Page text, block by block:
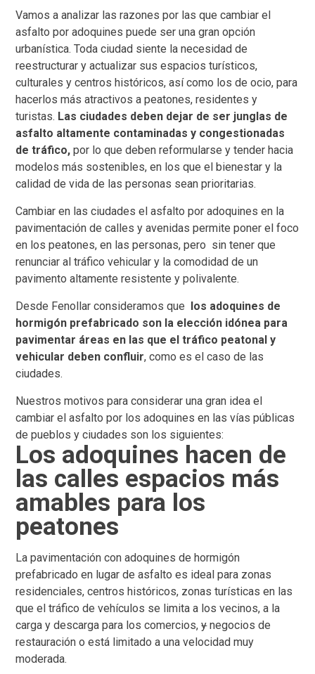
Vamos a analizar las razones por las que cambiar el
asfalto por adoquines puede ser una gran opción
urbanística. Toda ciudad siente la necesidad de
reestructurar y actualizar sus espacios turísticos,
culturales y centros históricos, así como los de ocio, para
hacerlos más atractivos a peatones, residentes y
turistas. Las ciudades deben dejar de ser junglas de
asfalto altamente contaminadas y congestionadas
de tráfico, por lo que deben reformularse y tender hacia
modelos más sostenibles, en los que el bienestar y la
calidad de vida de las personas sean prioritarias.
Cambiar en las ciudades el asfalto por adoquines en la
pavimentación de calles y avenidas permite poner el foco
en los peatones, en las personas, pero sin tener que
renunciar al tráfico vehicular y la comodidad de un
pavimento altamente resistente y polivalente.
Desde Fenollar consideramos que los adoquines de
hormigón prefabricado son la elección idónea para
pavimentar áreas en las que el tráfico peatonal y
vehicular deben confluir, como es el caso de las
ciudades.
Nuestros motivos para considerar una gran idea el
cambiar el asfalto por los adoquines en las vías públicas
de pueblos y ciudades son los siguientes:
Los adoquines hacen de
las calles espacios más
amables para los
peatones
La pavimentación con adoquines de hormigón
prefabricado en lugar de asfalto es ideal para zonas
residenciales, centros históricos, zonas turísticas en las
que el tráfico de vehículos se limita a los vecinos, a la
carga y descarga para los comercios,ynegocios de
restauración o está limitado a una velocidad muy
moderada.